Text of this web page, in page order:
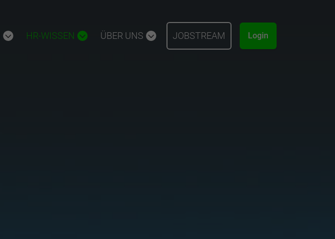
HR-WISSEN ÜBER UNS JOBSTREAM Login